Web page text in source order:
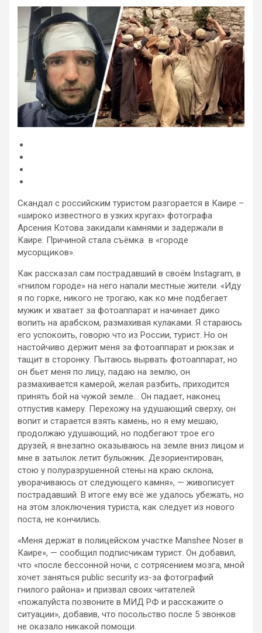
Скандал с российским туристом разгорается в Каире –
«широко известного в узких кругах» фотографа
Арсения Котова закидали камнями и задержали в
Каире. Причиной стала съёмка в «городе
мусорщиков».
Как рассказал сам пострадавший в своём Instagram, в
«гнилом городе» на него напали местные жители. «Иду
я по горке, никого не трогаю, как ко мне подбегает
мужик и хватает за фотоаппарат и начинает дико
вопить на арабском, размахивая кулаками. Я стараюсь
его успокоить, говорю что из России, турист. Но он
настойчиво держит меня за фотоаппарат и рюкзак и
тащит в сторонку. Пытаюсь вырвать фотоаппарат, но
он бьет меня по лицу, падаю на землю, он
размахивается камерой, желая разбить, приходится
принять бой на чужой земле… Он падает, наконец
отпустив камеру. Перехожу на удушающий сверху, он
вопит и старается взять камень, но я ему мешаю,
продолжаю удушающий, но подбегают трое его
друзей, я внезапно оказываюсь на земле вниз лицом и
мне в затылок летит булыжник. Дезориентирован,
стою у полуразрушенной стены на краю склона,
уворачиваюсь от следующего камня», — живописует
пострадавший. В итоге ему всё же удалось убежать, но
на этом злоключения туриста, как следует из нового
поста, не кончились.
«Меня держат в полицейском участке Manshee Noser в
Каире», — сообщил подписчикам турист. Он добавил,
что «после бессонной ночи, с сотрясением мозга, мной
хочет заняться public security из-за фотографий
гнилого района» и призвал своих читателей
«пожалуйста позвоните в МИД РФ и расскажите о
ситуации», добавив, что посольство после 5 звонков
не оказало никакой помощи.